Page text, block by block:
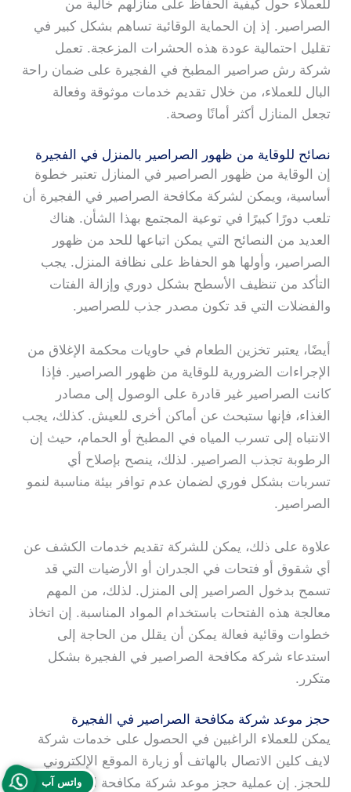
للعملاء حول كيفية الحفاظ على منازلهم خالية من
الصراصير. إذ إن الحماية الوقائية تساهم بشكل كبير في
تقليل احتمالية عودة هذه الحشرات المزعجة. تعمل
شركة رش صراصير المطبخ في الفجيرة على ضمان راحة
البال للعملاء، من خلال تقديم خدمات موثوقة وفعالة
تجعل المنازل أكثر أمانًا وصحة.
نصائح للوقاية من ظهور الصراصير بالمنزل في الفجيرة
إن الوقاية من ظهور الصراصير في المنازل تعتبر خطوة
أساسية، ويمكن لشركة مكافحة الصراصير في الفجيرة أن
تلعب دورًا كبيرًا في توعية المجتمع بهذا الشأن. هناك
العديد من النصائح التي يمكن اتباعها للحد من ظهور
الصراصير، وأولها هو الحفاظ على نظافة المنزل. يجب
التأكد من تنظيف الأسطح بشكل دوري وإزالة الفتات
والفضلات التي قد تكون مصدر جذب للصراصير.
أيضًا، يعتبر تخزين الطعام في حاويات محكمة الإغلاق من
الإجراءات الضرورية للوقاية من ظهور الصراصير. فإذا
كانت الصراصير غير قادرة على الوصول إلى مصادر
الغذاء، فإنها ستبحث عن أماكن أخرى للعيش. كذلك، يجب
الانتباه إلى تسرب المياه في المطبخ أو الحمام، حيث إن
الرطوبة تجذب الصراصير. لذلك، ينصح بإصلاح أي
تسربات بشكل فوري لضمان عدم توافر بيئة مناسبة لنمو
الصراصير.
علاوة على ذلك، يمكن للشركة تقديم خدمات الكشف عن
أي شقوق أو فتحات في الجدران أو الأرضيات التي قد
تسمح بدخول الصراصير إلى المنزل. لذلك، من المهم
معالجة هذه الفتحات باستخدام المواد المناسبة. إن اتخاذ
خطوات وقائية فعالة يمكن أن يقلل من الحاجة إلى
استدعاء شركة مكافحة الصراصير في الفجيرة بشكل
متكرر.
حجز موعد شركة مكافحة الصراصير في الفجيرة
يمكن للعملاء الراغبين في الحصول على خدمات شركة
لايف كلين الاتصال بالهاتف أو زيارة الموقع الإلكتروني
للحجز. إن عملية حجز موعد شركة مكافحة الصراصير في
واتس آب